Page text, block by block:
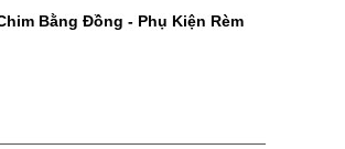
Bằng Đồng - Phụ Kiện Rèm